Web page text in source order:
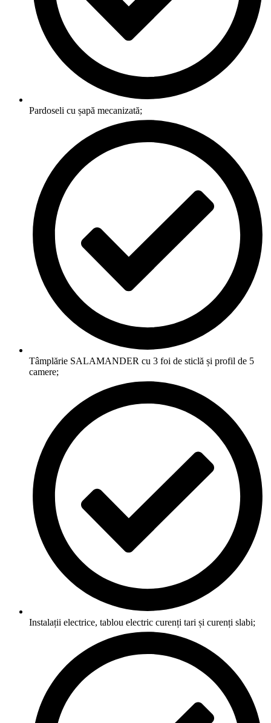
Pardoseli cu șapă mecanizată;
Tâmplărie SALAMANDER cu 3 foi de sticlă și profil de 5
camere;
Instalații electrice, tablou electric curenți tari și curenți slabi;